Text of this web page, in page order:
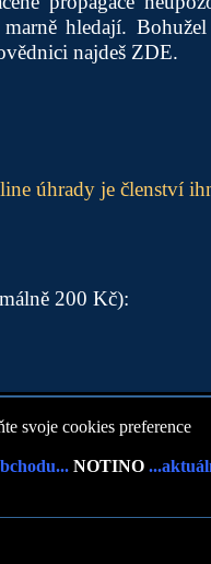
hledají.
najdeš ZDE.
úhrady je členství
200 Kč):
svoje cookies preference
NOTINO